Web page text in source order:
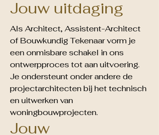
Jouw uitdaging
​Als Architect, Assistent-Architect
of Bouwkundig Tekenaar vorm je
een onmisbare schakel in ons
ontwerpproces tot aan uitvoering.
Je ondersteunt onder andere de
projectarchitecten bij het technisch
en uitwerken van
woningbouwprojecten.
Jouw